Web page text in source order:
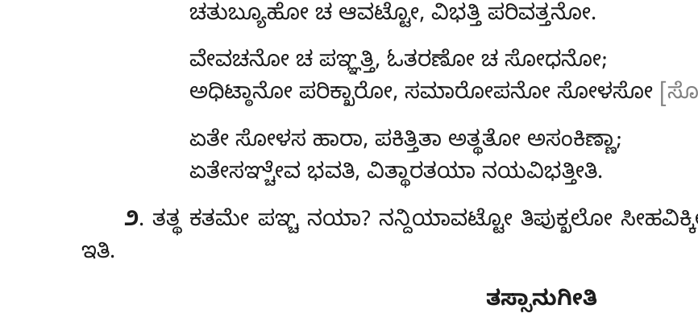
ಚತುಬ್ಯೂಹೋ ಚ ಆವಟ್ಟೋ, ವಿಭತ್ತಿ ಪರಿವತ್ತನೋ.
ವೇವಚನೋ ಚ ಪಞ್ಞತ್ತಿ, ಓತರಣೋ ಚ ಸೋಧನೋ;
ಅಧಿಟ್ಠಾನೋ ಪರಿಕ್ಖಾರೋ, ಸಮಾರೋಪನೋ ಸೋಳಸೋ
ಏತೇ ಸೋಳಸ ಹಾರಾ, ಪಕಿತ್ತಿತಾ ಅತ್ಥತೋ ಅಸಂಕಿಣ್ಣಾ;
ಏತೇಸಞ್ಚೇವ ಭವತಿ, ವಿತ್ಥಾರತಯಾ ನಯವಿಭತ್ತೀತಿ.
೨. ತತ್ಥ ಕತಮೇ ಪಞ್ಚ ನಯಾ? ನನ್ದಿಯಾವಟ್ಟೋ ತಿಪುಕ್ಖಲೋ
ಇತಿ.
ತಸ್ಸಾನುಗೀತಿ